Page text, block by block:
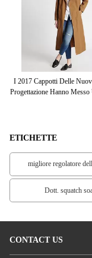
I 2017 Cappotti Delle
Progettazione Hanno
ETICHETTE
migliore regolatore
Dott. squatch
CONTACT US